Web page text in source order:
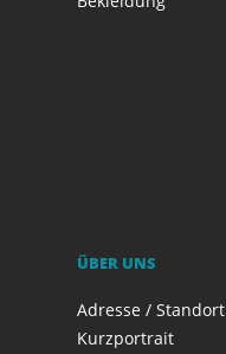
ÜBER UNS
Adresse / Standort
Kurzportrait